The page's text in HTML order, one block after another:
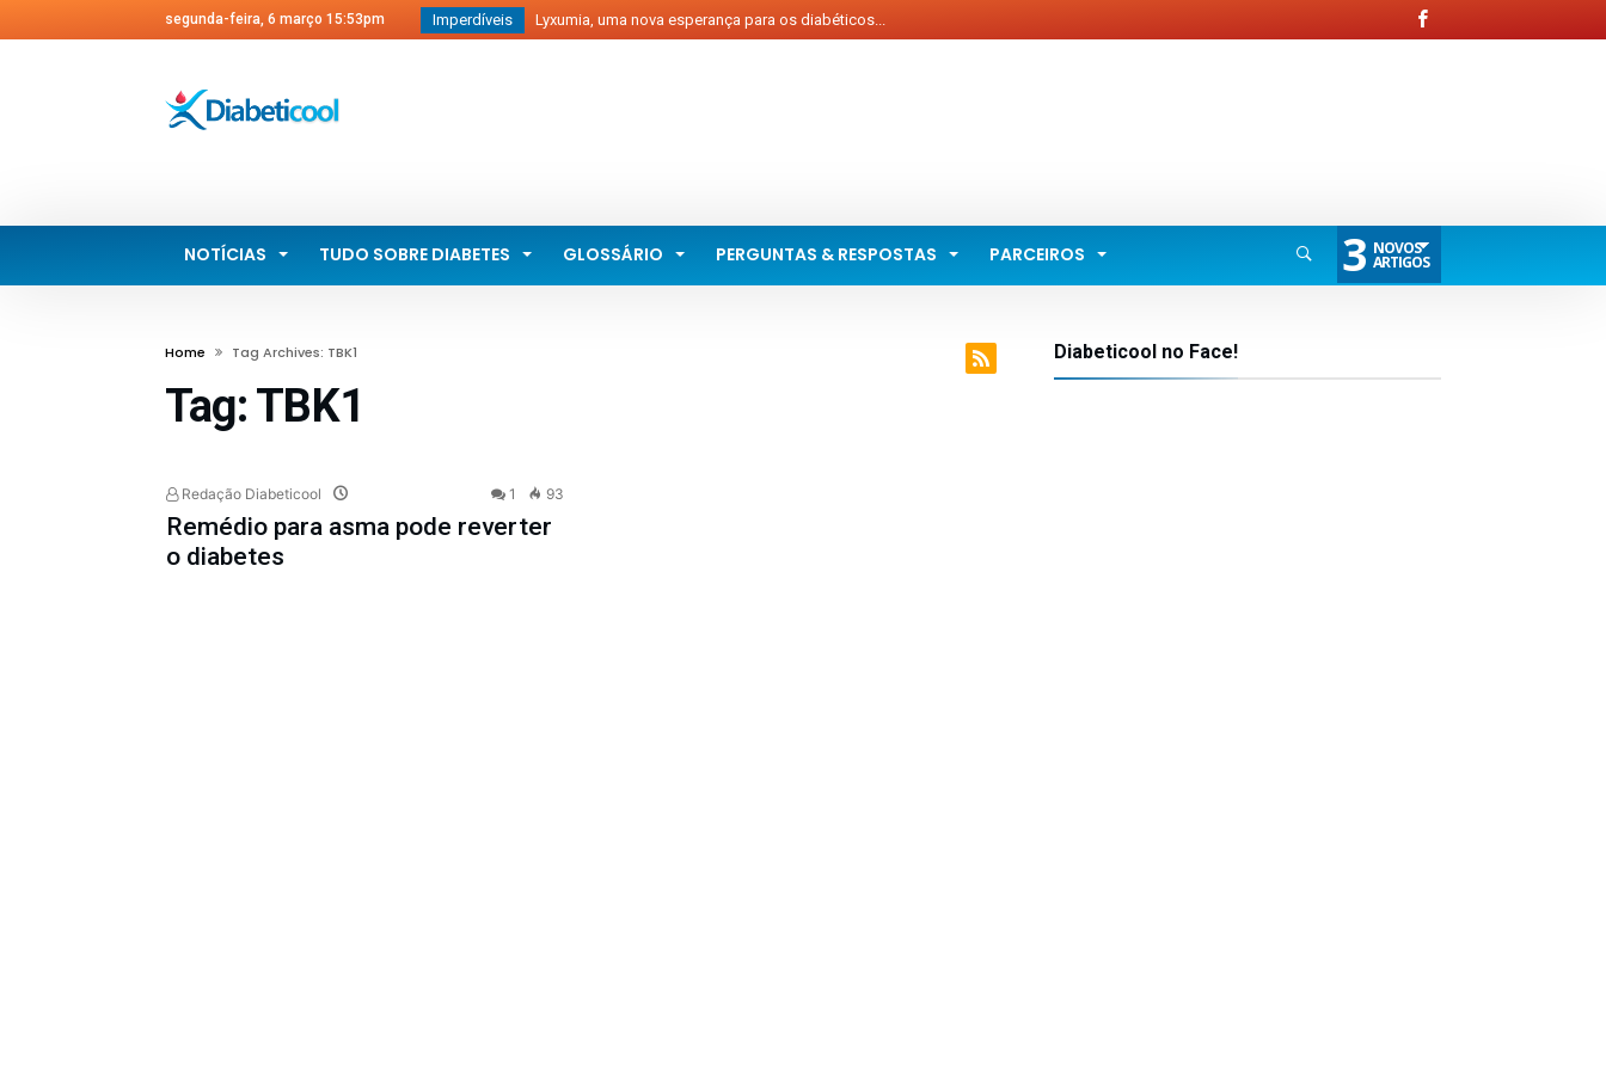
segunda-feira, 6 março 15:53pm Imperdíveis Lyxumia, uma nova esperança para os diabéticos...
Diabetes...
NOTÍCIAS TUDO SOBRE DIABETES GLOSSÁRIO PERGUNTAS & RESPOSTAS PARCEIROS 3 NOVOS
ARTIGOS
Home Tag Archives: TBK1
Tag: TBK1
Redação Diabeticool 1 93
Remédio para asma pode reverter
o diabetes
Diabeticool no Face!